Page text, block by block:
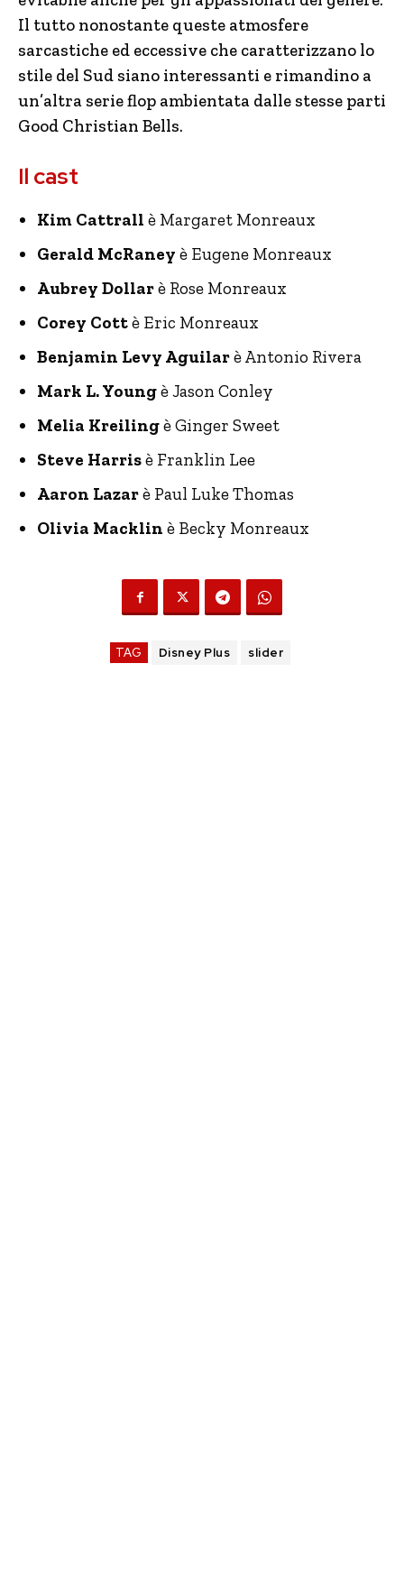
Il tutto nonostante queste atmosfere
sarcastiche ed eccessive che caratterizzano lo
stile del Sud siano interessanti e rimandino a
un’altra serie flop ambientata dalle stesse parti
Good Christian Bells.
Il cast
Kim Cattrall è Margaret Monreaux
Gerald McRaney è Eugene Monreaux
Aubrey Dollarè Rose Monreaux
Corey Cottè Eric Monreaux
Benjamin Levy Aguilarè Antonio Rivera
Mark L. Youngè Jason Conley
Melia Kreilingè Ginger Sweet
Steve Harrisè Franklin Lee
Aaron Lazarè Paul Luke Thomas
Olivia Macklin è Becky Monreaux
TAG Disney Plus slider